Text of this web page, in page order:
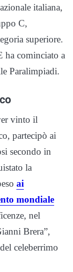
italiana,
C,
superiore.
ha cominciato a
Paralimpiadi.
vinto il
partecipò ai
secondo in
la
ai
mondiale
nel
Brera”,
celeberrimo